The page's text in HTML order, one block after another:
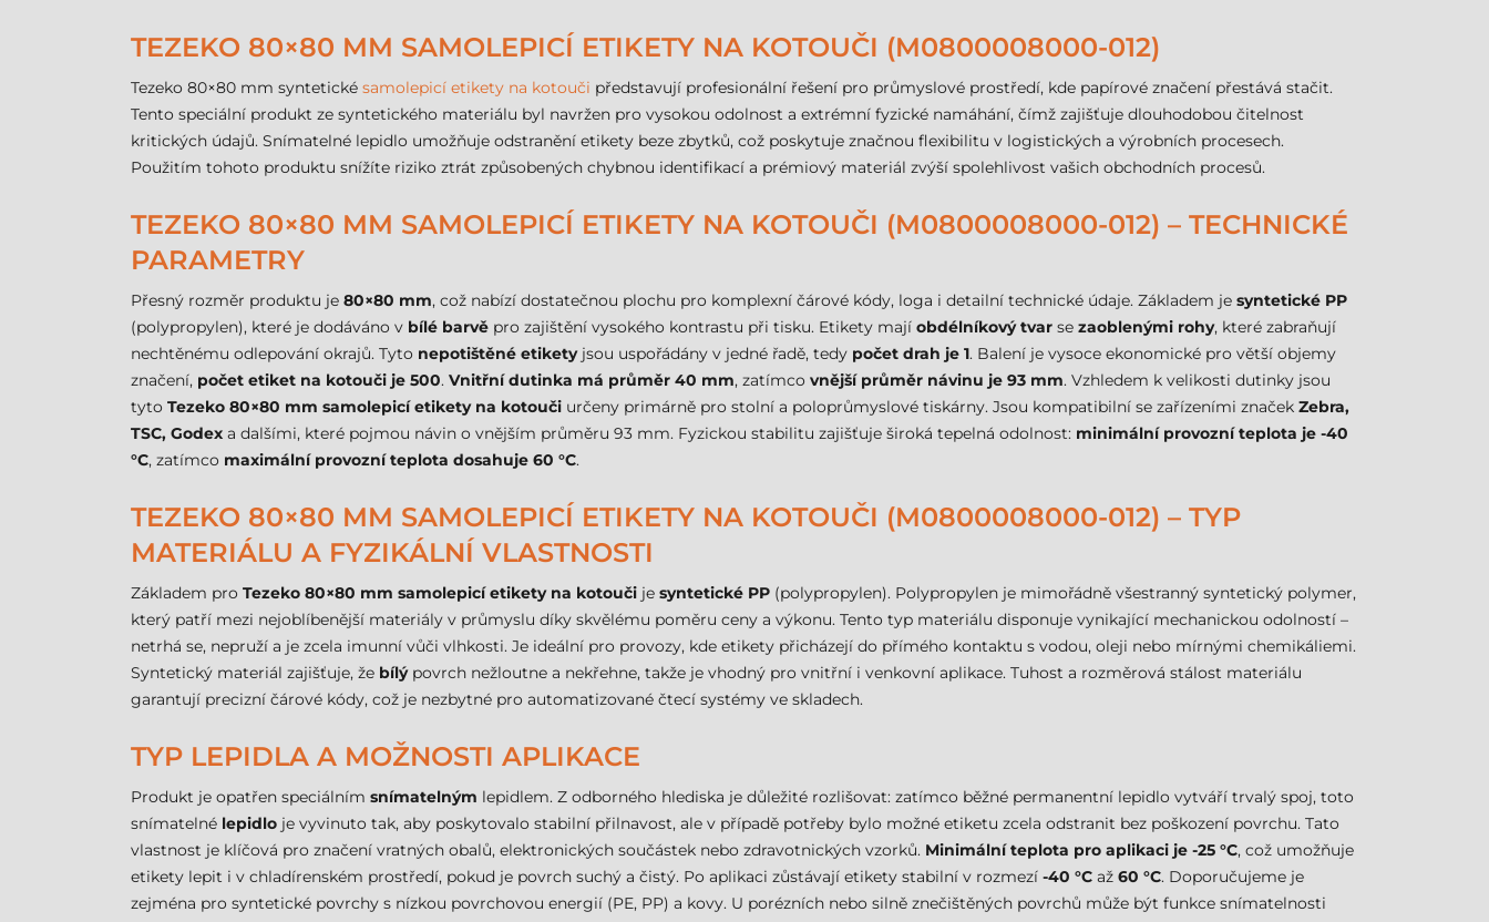
TEZEKO 80×80 MM SAMOLEPICÍ ETIKETY NA KOTOUČI (M0800008000-012)
Tezeko 80×80 mm syntetické samolepicí etikety na kotouči představují profesionální řešení pro průmyslové prostředí, kde papírové značení přestává stačit.
Tento speciální produkt ze syntetického materiálu byl navržen pro vysokou odolnost a extrémní fyzické namáhání, čímž zajišťuje dlouhodobou čitelnost
kritických údajů. Snímatelné lepidlo umožňuje odstranění etikety beze zbytků, což poskytuje značnou flexibilitu v logistických a výrobních procesech.
Použitím tohoto produktu snížíte riziko ztrát způsobených chybnou identifikací a prémiový materiál zvýší spolehlivost vašich obchodních procesů.
TEZEKO 80×80 MM SAMOLEPICÍ ETIKETY NA KOTOUČI (M0800008000-012) – TECHNICKÉ
PARAMETRY
Přesný rozměr produktu je 80×80 mm, což nabízí dostatečnou plochu pro komplexní čárové kódy, loga i detailní technické údaje. Základem je syntetické PP
(polypropylen), které je dodáváno v bílé barvě pro zajištění vysokého kontrastu při tisku. Etikety mají obdélníkový tvar se zaoblenými rohy, které zabraňují
nechtěnému odlepování okrajů. Tyto nepotištěné etiketyjsou uspořádány v jedné řadě, tedy počet drah je 1. Balení je vysoce ekonomické pro větší objemy
značení, počet etiket na kotouči je 500. Vnitřní dutinka má průměr 40 mm, zatímco vnější průměr návinu je 93 mm. Vzhledem k velikosti dutinky jsou
tyto Tezeko 80×80 mm samolepicí etikety na kotouči určeny primárně pro stolní a poloprůmyslové tiskárny. Jsou kompatibilní se zařízeními značek Zebra,
TSC, Godex a dalšími, které pojmou návin o vnějším průměru 93 mm. Fyzickou stabilitu zajišťuje široká tepelná odolnost: minimální provozní teplota je -40
°C, zatímco maximální provozní teplota dosahuje 60 °C.
TEZEKO 80×80 MM SAMOLEPICÍ ETIKETY NA KOTOUČI (M0800008000-012) – TYP
MATERIÁLU A FYZIKÁLNÍ VLASTNOSTI
Základem pro Tezeko 80×80 mm samolepicí etikety na kotouči je syntetické PP (polypropylen). Polypropylen je mimořádně všestranný syntetický polymer,
který patří mezi nejoblíbenější materiály v průmyslu díky skvělému poměru ceny a výkonu. Tento typ materiálu disponuje vynikající mechanickou odolností –
netrhá se, nepruží a je zcela imunní vůči vlhkosti. Je ideální pro provozy, kde etikety přicházejí do přímého kontaktu s vodou, oleji nebo mírnými chemikáliemi.
Syntetický materiál zajišťuje, že bílýpovrch nežloutne a nekřehne, takže je vhodný pro vnitřní i venkovní aplikace. Tuhost a rozměrová stálost materiálu
garantují precizní čárové kódy, což je nezbytné pro automatizované čtecí systémy ve skladech.
TYP LEPIDLA A MOŽNOSTI APLIKACE
Produkt je opatřen speciálním snímatelným lepidlem. Z odborného hlediska je důležité rozlišovat: zatímco běžné permanentní lepidlo vytváří trvalý spoj, toto
snímatelné lepidlo je vyvinuto tak, aby poskytovalo stabilní přilnavost, ale v případě potřeby bylo možné etiketu zcela odstranit bez poškození povrchu. Tato
vlastnost je klíčová pro značení vratných obalů, elektronických součástek nebo zdravotnických vzorků. Minimální teplota pro aplikaci je -25 °C, což umožňuje
etikety lepit i v chladírenském prostředí, pokud je povrch suchý a čistý. Po aplikaci zůstávají etikety stabilní v rozmezí -40 °C až 60 °C. Doporučujeme je
zejména pro syntetické povrchy s nízkou povrchovou energií (PE, PP) a kovy. U porézních nebo silně znečištěných povrchů může být funkce snímatelnosti